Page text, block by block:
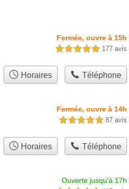
Fermée, ouvre à 15h
5,0 étoiles sur 5 177 avis
Horaires Téléphone
Fermée, ouvre à 14h
5,0 étoiles sur 5 87 avis
Horaires Téléphone
Ouverte jusqu'à 17h